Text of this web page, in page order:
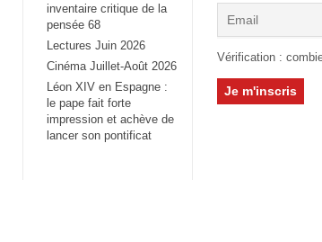
inventaire critique de la
pensée 68
Lectures Juin 2026
Cinéma Juillet-Août 2026
Léon XIV en Espagne :
le pape fait forte
impression et achève de
lancer son pontificat
Vérification :